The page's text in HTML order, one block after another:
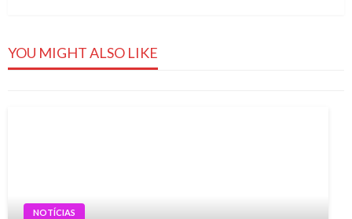
YOU MIGHT ALSO LIKE
Domingo de mais chuva no ES
Es em Foco 23 de novembro de 2019
NOTÍCIAS